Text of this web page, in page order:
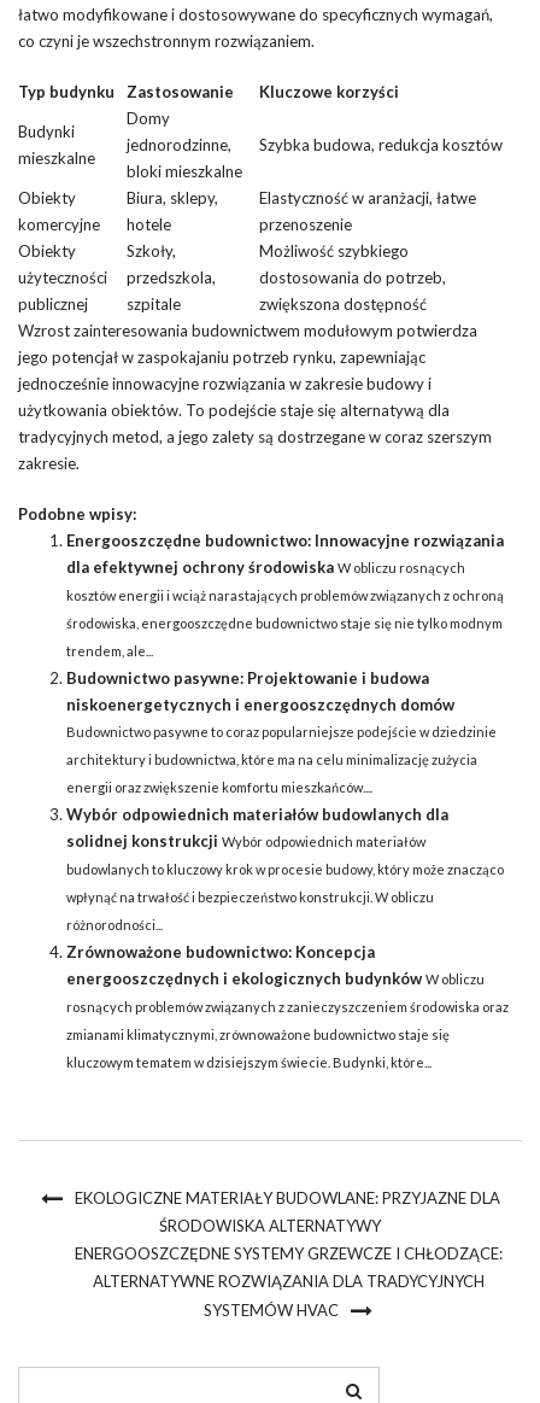
łatwo modyfikowane i dostosowywane do specyficznych wymagań,
co czyni je wszechstronnym rozwiązaniem.
Typ budynku Zastosowanie Kluczowe korzyści
Budynki
mieszkalne
Domy
jednorodzinne,
bloki mieszkalne
Szybka budowa, redukcja kosztów
Obiekty
komercyjne
Biura, sklepy,
hotele
Elastyczność w aranżacji, łatwe
przenoszenie
Obiekty
użyteczności
publicznej
Szkoły,
przedszkola,
szpitale
Możliwość szybkiego
dostosowania do potrzeb,
zwiększona dostępność
Wzrost zainteresowania budownictwem modułowym potwierdza
jego potencjał w zaspokajaniu potrzeb rynku, zapewniając
jednocześnie innowacyjne rozwiązania w zakresie budowy i
użytkowania obiektów. To podejście staje się alternatywą dla
tradycyjnych metod, a jego zalety są dostrzegane w coraz szerszym
zakresie.
Podobne wpisy:
Energooszczędne budownictwo: Innowacyjne rozwiązania
dla efektywnej ochrony środowiska W obliczu rosnących
kosztów energii i wciąż narastających problemów związanych z ochroną
środowiska, energooszczędne budownictwo staje się nie tylko modnym
trendem, ale...
Budownictwo pasywne: Projektowanie i budowa
niskoenergetycznych i energooszczędnych domów
Budownictwo pasywne to coraz popularniejsze podejście w dziedzinie
architektury i budownictwa, które ma na celu minimalizację zużycia
energii oraz zwiększenie komfortu mieszkańców....
Wybór odpowiednich materiałów budowlanych dla
solidnej konstrukcji Wybór odpowiednich materiałów
budowlanych to kluczowy krok w procesie budowy, który może znacząco
wpłynąć na trwałość i bezpieczeństwo konstrukcji. W obliczu
różnorodności...
Zrównoważone budownictwo: Koncepcja
energooszczędnych i ekologicznych budynków W obliczu
rosnących problemów związanych z zanieczyszczeniem środowiska oraz
zmianami klimatycznymi, zrównoważone budownictwo staje się
kluczowym tematem w dzisiejszym świecie. Budynki, które...
EKOLOGICZNE MATERIAŁY BUDOWLANE: PRZYJAZNE DLA
ŚRODOWISKA ALTERNATYWY
ENERGOOSZCZĘDNE SYSTEMY GRZEWCZE I CHŁODZĄCE:
ALTERNATYWNE ROZWIĄZANIA DLA TRADYCYJNYCH
SYSTEMÓW HVAC